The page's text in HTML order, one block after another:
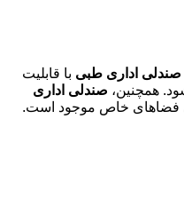
صندلی اداری طبی با قابلیت
همچنین، صندلی اداری
فضاهای خاص موجود است.